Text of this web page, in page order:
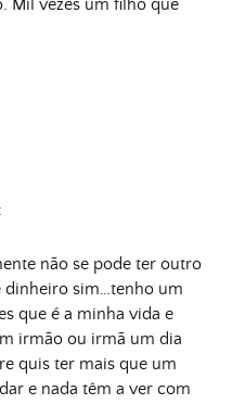
Mil vezes um filho que
não se pode ter outro
dinheiro sim…tenho um
que é a minha vida e
irmão ou irmã um dia
quis ter mais que um
e nada têm a ver com